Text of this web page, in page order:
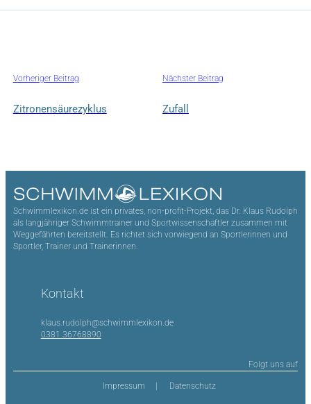
Vorheriger Beitrag
Zitronensäurezyklus
Nächster Beitrag
Zufall
Schwimmlexikon.de ist ein privates, non-profit-Projekt, das Dr. Klaus Rudolph
als langjähriger Schwimmtrainer und Sportwissenschaftler zusammen mit
Weggefährten bereitstellt. Es richtet sich vorwiegend an Sportlerinnen und
Sportler, Trainer und Trainerinnen.
Kontakt
klaus.rudolph@schwimmlexikon.de
0381 36768890
Folgt uns auf
Impressum Datenschutz